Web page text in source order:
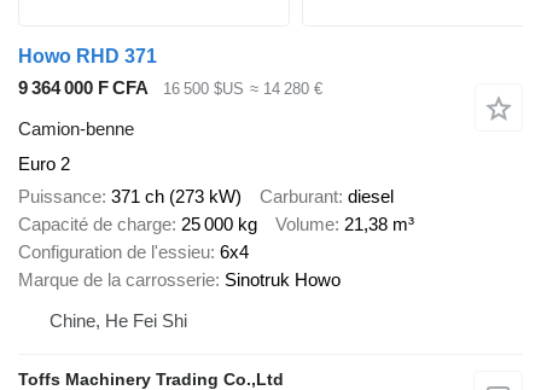
Howo RHD 371
9 364 000 F CFA
16 500 $US ≈ 14 280 €
Camion-benne
Euro 2
Puissance 371 ch (273 kW) Carburant diesel
Capacité de charge 25 000 kg Volume 21,38 m³
Configuration de l'essieu 6x4
Marque de la carrosserie Sinotruk Howo
Chine, He Fei Shi
Toffs Machinery Trading Co.,Ltd